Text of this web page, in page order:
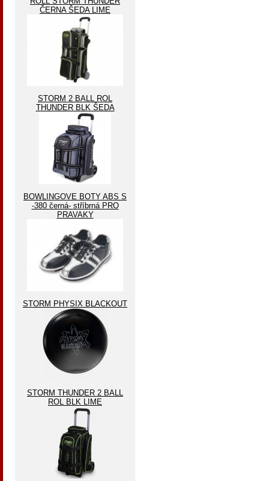
ČERNA ŠEDA LIME
STORM 2 BALL ROL
THUNDER BLK ŠEDA
BOWLINGOVE BOTY ABS S
-380 černá- stříbrná PRO
PRAVAKY
STORM PHYSIX BLACKOUT
STORM THUNDER 2 BALL
ROL BLK LIME